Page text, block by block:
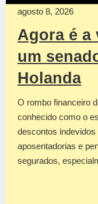
agosto 8, 2026
Agora é a
um
Holanda
O rombo financeiro
conhecido como o
descontos indevidos
aposentadorias e
segurados,